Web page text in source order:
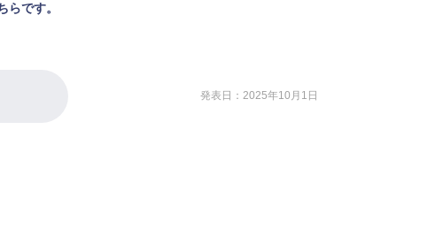
です。
発表日：2025年10月1日